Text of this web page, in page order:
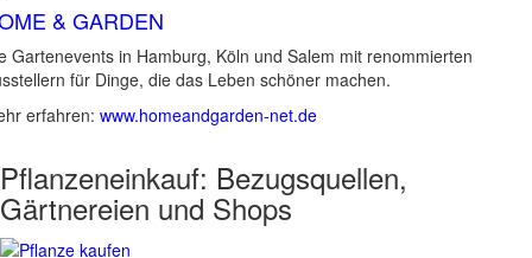
& GARDEN
Gartenevents in Hamburg, Köln und Salem mit renommierten
für Dinge, die das Leben schöner machen.
erfahren: www.homeandgarden-net.de
Pflanzeneinkauf: Bezugsquellen,
Gärtnereien und Shops